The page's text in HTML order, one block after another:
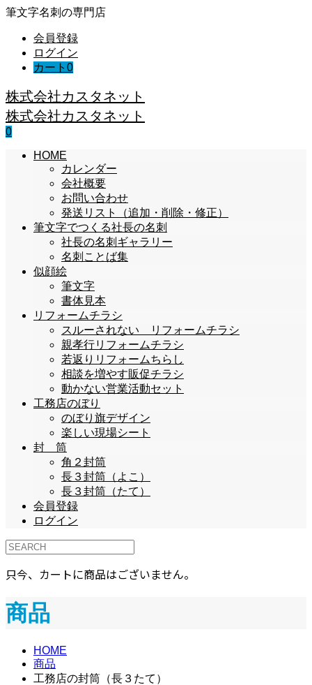
筆文字名刺の専門店
会員登録
ログイン
カート 0
株式会社カスタネット
株式会社カスタネット
0
HOME
カレンダー
会社概要
お問い合わせ
発送リスト（追加・削除・修正）
筆文字でつくる社長の名刺
社長の名刺ギャラリー
名刺ことば集
似顔絵
筆文字
書体見本
リフォームチラシ
スルーされない リフォームチラシ
親孝行リフォームチラシ
若返りリフォームちらし
相談を増やす販促チラシ
動かない営業活動セット
工務店のぼり
のぼり旗デザイン
楽しい現場シート
封 筒
角２封筒
長３封筒（よこ）
長３封筒（たて）
会員登録
ログイン
只今、カートに商品はございません。
商品
HOME
商品
工務店の封筒（長３たて）